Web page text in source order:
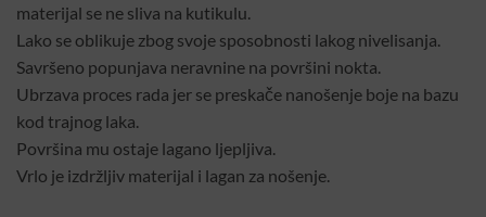
materijal se ne sliva na kutikulu.
Lako se oblikuje zbog svoje sposobnosti lakog nivelisanja.
Savršeno popunjava neravnine na površini nokta.
Ubrzava proces rada jer se preskače nanošenje boje na bazu
kod trajnog laka.
Površina mu ostaje lagano ljepljiva.
Vrlo je izdržljiv materijal i lagan za nošenje.